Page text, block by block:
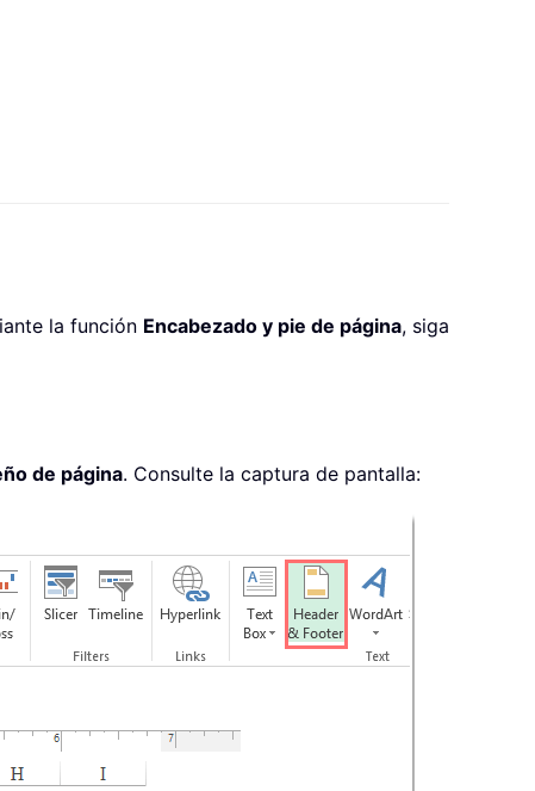
la función Encabezado y pie de página, siga
de página. Consulte la captura de pantalla: